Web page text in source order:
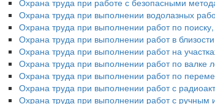
Охрана труда при выполнении водолазных
Охрана труда при выполнении работ по
Охрана труда при выполнении работ в
Охрана труда при выполнении работ на
Охрана труда при выполнении работ по валке
Охрана труда при выполнении работ по
Охрана труда при выполнении работ с
Охрана труда при выполнении работ с ручным